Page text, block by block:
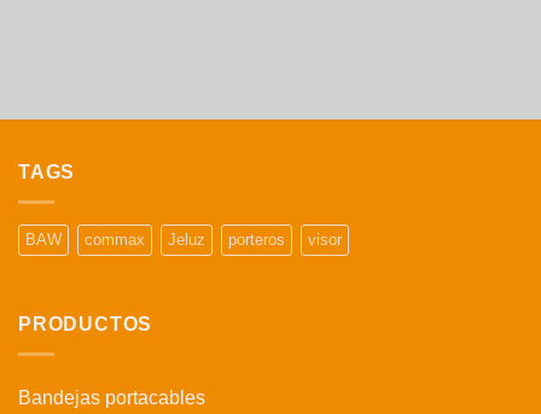
TAGS
BAW commax Jeluz porteros visor
PRODUCTOS
Bandejas portacables